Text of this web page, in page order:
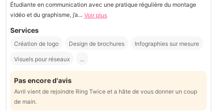
Étudiante en communication avec une pratique régulière du montage
vidéo et du graphisme, j’a... Voir plus
Services
Création de logo Design de brochures Infographies sur mesure
Visuels pour réseaux ...
Pas encore d'avis
Avril vient de rejoindre Ring Twice et a hâte de vous donner un coup
de main.